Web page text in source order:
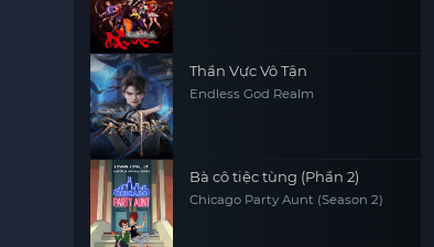
Thần Vực Vô Tận
Endless God Realm
Bà cô tiệc tùng (Phần 2)
Chicago Party Aunt (Season 2)